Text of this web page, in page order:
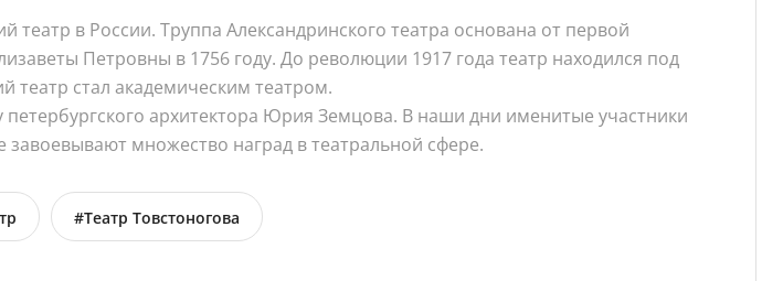
в России. Труппа Александринского театра основана от первой
Петровны в 1756 году. До революции 1917 года театр находился под
театр стал академическим театром.
архитектора Юрия Земцова. В наши дни именитые участники
множество наград в театральной сфере.
#Театр Товстоногова